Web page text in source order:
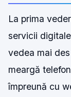
La prima
servicii
vedea mai
meargă
împreună cu